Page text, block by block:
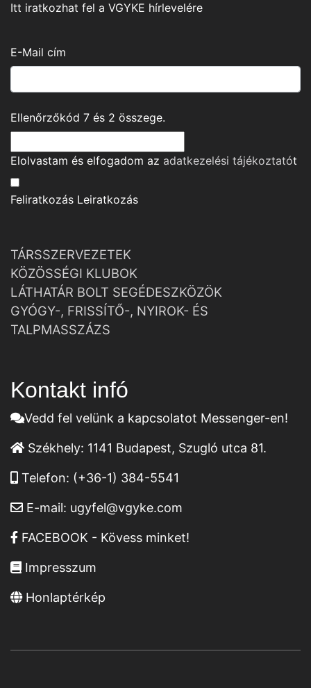
Itt iratkozhat fel a VGYKE hírlevelére
E-Mail cím
Ellenőrzőkód 7 és 2 összege.
Elolvastam és elfogadom az adatkezelési tájékoztatót
Feliratkozás Leiratkozás
TÁRSSZERVEZETEK
KÖZÖSSÉGI KLUBOK
LÁTHATÁR BOLT SEGÉDESZKÖZÖK
GYÓGY-, FRISSÍTŐ-, NYIROK- ÉS
TALPMASSZÁZS
Kontakt infó
Vedd fel velünk a kapcsolatot Messenger-en!
Székhely: 1141 Budapest, Szugló utca 81.
Telefon: (+36-1) 384-5541
E-mail: ugyfel@vgyke.com
FACEBOOK - Kövess minket!
Impresszum
Honlaptérkép